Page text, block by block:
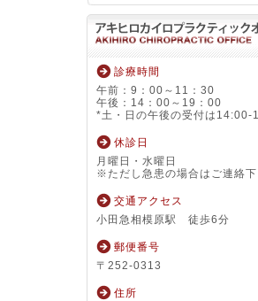
診療時間
午前：9：00～11：30
午後：14：00～19：00
*土・日の午後の受付は14:00-
休診日
月曜日・水曜日
※ただし急患の場合はご連絡下
交通アクセス
小田急相模原駅 徒歩6分
郵便番号
〒252-0313
住所